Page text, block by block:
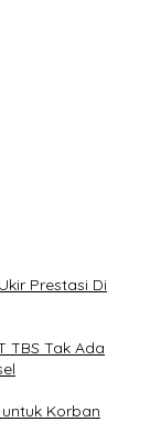
Prestasi Di
TBS Tak Ada
Korban